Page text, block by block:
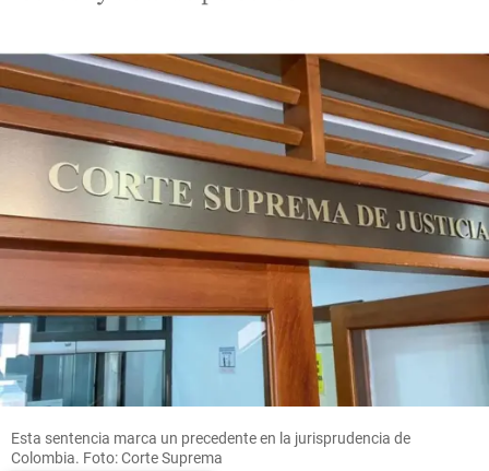
Esta sentencia marca un precedente en la jurisprudencia de
Colombia. Foto: Corte Suprema